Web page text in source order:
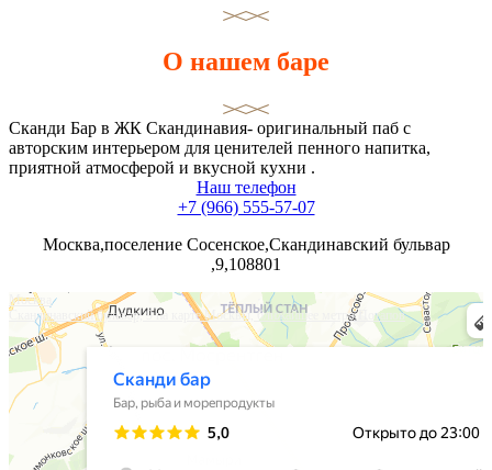
О нашем баре
Сканди Бар в ЖК Скандинавия- оригинальный паб с
авторским интерьером для ценителей пенного напитка,
приятной атмосферой и вкусной кухни .
Наш телефон
+7 (966) 555-57-07
Москва,поселение Сосенское,Скандинавский бульвар
,9,108801
Москва
Скандинавский бульвар, 9 на карте Москвы, ближайшее метро Потапов